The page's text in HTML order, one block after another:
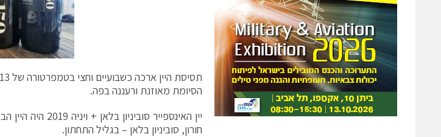
הסיומת מאוזנת ורעננה בפה.
יין האינספייר
חורון, סוביניון בלאן – בגליל התחתון.